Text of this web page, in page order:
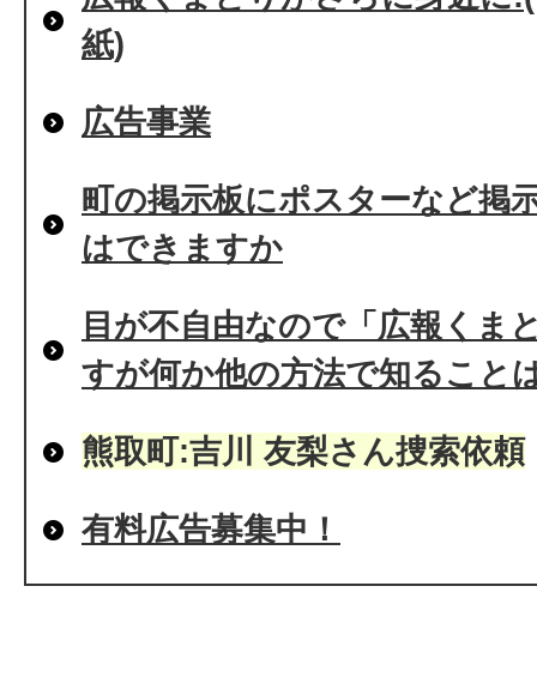
紙)
広告事業
町の掲示板にポスターなど掲
はできますか
目が不自由なので「広報くま
すが何か他の方法で知ること
熊取町:吉川 友梨さん捜索依頼
有料広告募集中！